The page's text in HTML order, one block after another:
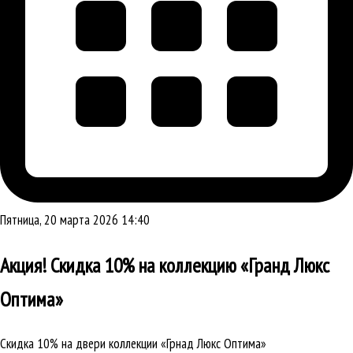
Пятница, 20 марта 2026 14:40
Акция! Скидка 10% на коллекцию «Гранд Люкс
Оптима»
Скидка 10% на двери коллекции «Грнад Люкс Оптима»